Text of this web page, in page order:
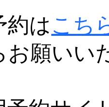
約はこち
お願いい